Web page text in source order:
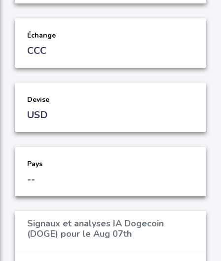
Échange
CCC
Devise
USD
Pays
--
Signaux et analyses IA Dogecoin
(DOGE) pour le Aug 07th